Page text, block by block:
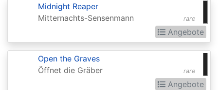
Coldsnap
rare
Midnight Reaper
Mitternachts-Sensenmann
Angebote
rare
Open the Graves
Öffnet die Gräber
Angebote